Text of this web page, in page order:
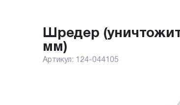
Шредер (уничтожитель) Kobra 310 TS AF CС4 (автоподача) (3.9x40
мм)
Артикул: 124-044105